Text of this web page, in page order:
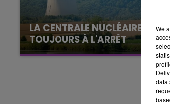
LA CENTRALE NUCLÉAIRE DE
TOUJOURS À L'ARRÊT
Cela fait déjà une semaine que la
nucléaire ardennaise est à l'arrêt.
justifiée par la sécheresse intense
We
data